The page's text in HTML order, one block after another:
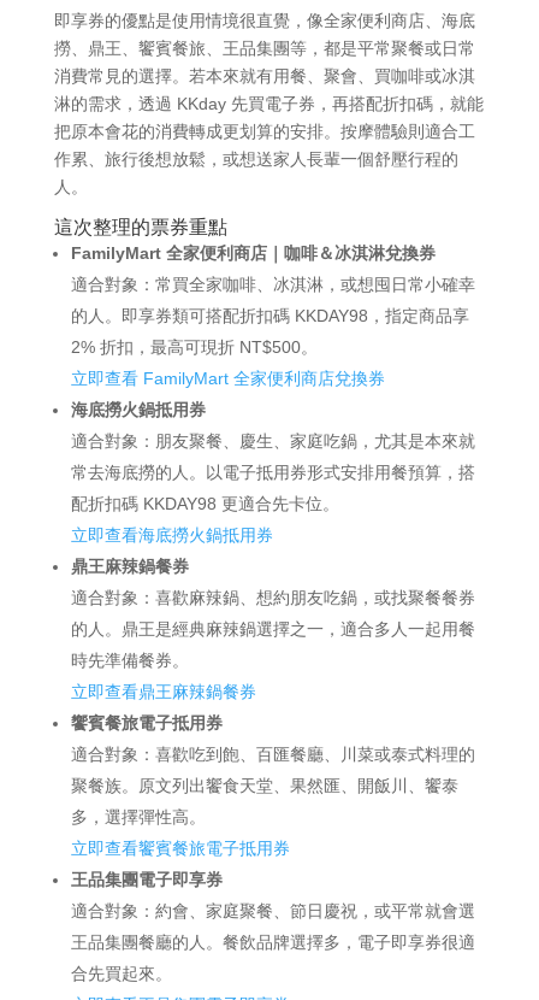
即享券的優點是使用情境很直覺，像全家便利商店、海底
撈、鼎王、饗賓餐旅、王品集團等，都是平常聚餐或日常
消費常見的選擇。若本來就有用餐、聚會、買咖啡或冰淇
淋的需求，透過 KKday 先買電子券，再搭配折扣碼，就能
把原本會花的消費轉成更划算的安排。按摩體驗則適合工
作累、旅行後想放鬆，或想送家人長輩一個舒壓行程的
人。
這次整理的票券重點
FamilyMart 全家便利商店｜咖啡＆冰淇淋兌換券
適合對象：常買全家咖啡、冰淇淋，或想囤日常小確幸
的人。即享券類可搭配折扣碼 KKDAY98，指定商品享
2% 折扣，最高可現折 NT$500。
立即查看 FamilyMart 全家便利商店兌換券
海底撈火鍋抵用券
適合對象：朋友聚餐、慶生、家庭吃鍋，尤其是本來就
常去海底撈的人。以電子抵用券形式安排用餐預算，搭
配折扣碼 KKDAY98 更適合先卡位。
立即查看海底撈火鍋抵用券
鼎王麻辣鍋餐券
適合對象：喜歡麻辣鍋、想約朋友吃鍋，或找聚餐餐券
的人。鼎王是經典麻辣鍋選擇之一，適合多人一起用餐
時先準備餐券。
立即查看鼎王麻辣鍋餐券
饗賓餐旅電子抵用券
適合對象：喜歡吃到飽、百匯餐廳、川菜或泰式料理的
聚餐族。原文列出饗食天堂、果然匯、開飯川、饗泰
多，選擇彈性高。
立即查看饗賓餐旅電子抵用券
王品集團電子即享券
適合對象：約會、家庭聚餐、節日慶祝，或平常就會選
王品集團餐廳的人。餐飲品牌選擇多，電子即享券很適
合先買起來。